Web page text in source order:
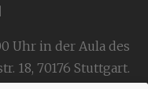
Uhr in der Aula des
18, 70176 Stuttgart.